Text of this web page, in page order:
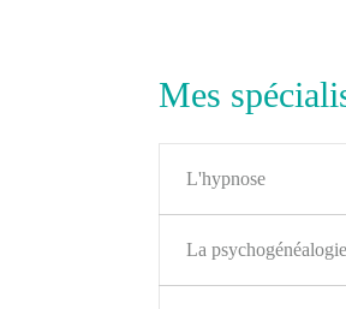
Mes
L'hypnose
La psychogénéalogie